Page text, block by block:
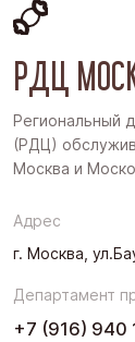
Восточная
Дальний
Поволжье
Урал
РДЦ
Региональный
(РДЦ)
Москва и
Адрес
г. Москва,
Департамент
+7 (916) 940